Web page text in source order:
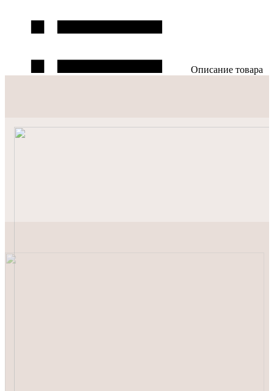
Описание товара